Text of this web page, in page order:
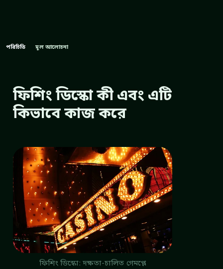
পরিচিতি মূল আলোচনা
ফিশিং ডিস্কো কী এবং এটি
কিভাবে কাজ করে
ফিশিং ডিস্কো: দক্ষতা-চালিত গেমপ্লে